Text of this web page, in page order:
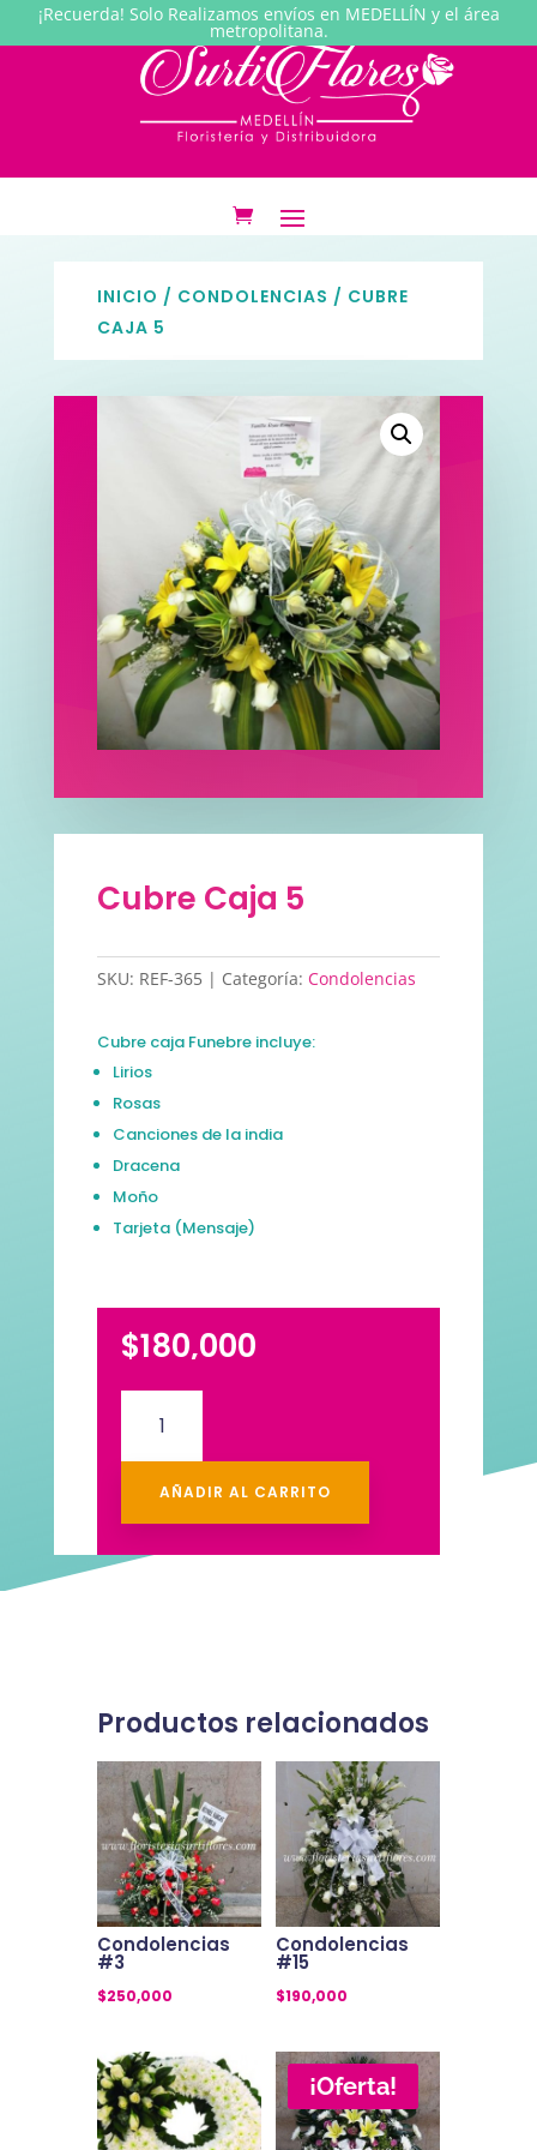
¡Recuerda! Solo Realizamos envíos en MEDELLÍN y el área
metropolitana.
INICIO / CONDOLENCIAS / CUBRE
CAJA 5
Cubre Caja 5
SKU: REF-365 Categoría: Condolencias
Cubre caja Funebre incluye:
Lirios
Rosas
Canciones de la india
Dracena
Moño
Tarjeta (Mensaje)
$180,000
5
cantidadAÑADIR AL CARRITO
Productos relacionados
Condolencias
#3
$250,000
Condolencias
#15
$190,000
¡Oferta!